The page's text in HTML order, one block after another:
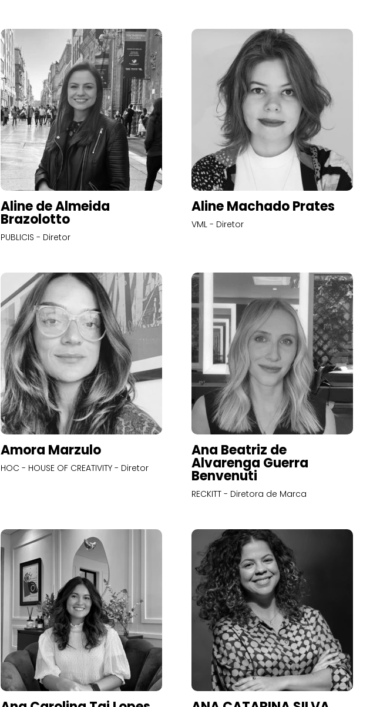
Aline de Almeida
Brazolotto
PUBLICIS - Diretor
Aline Machado Prates
VML - Diretor
Amora Marzulo
HOC - HOUSE OF CREATIVITY - Diretor
Ana Beatriz de
Alvarenga Guerra
Benvenuti
RECKITT - Diretora de Marca